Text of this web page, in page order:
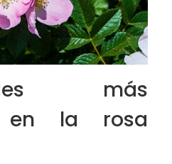
más
en la rosa